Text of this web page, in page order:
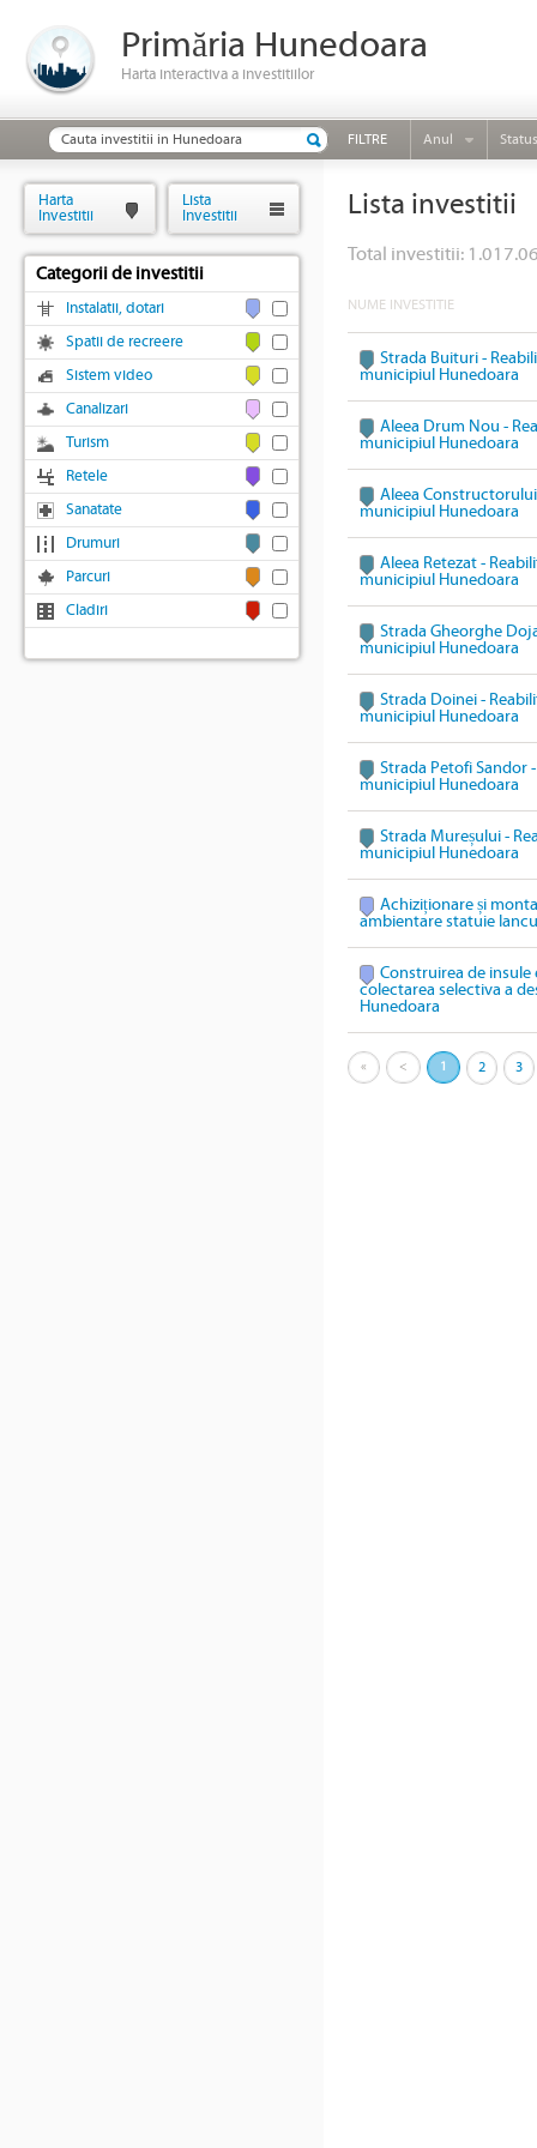
Primăria Hunedoara
Harta interactiva a investitiilor
FILTRE Anul Status
Lista investitii
Total investitii:
NUME INVESTITIE
Strada Buituri -
municipiul Hunedoara
Aleea Drum Nou -
municipiul Hunedoara
Aleea
municipiul Hunedoara
Aleea Retezat -
municipiul Hunedoara
Strada Gheorghe
municipiul Hunedoara
Strada Doinei -
municipiul Hunedoara
Strada Petofi Sandor
municipiul Hunedoara
Strada Mureșului -
municipiul Hunedoara
Achiziționare și
ambientare statuie
Construirea de
colectarea selectiva a
Hunedoara
« < 1 2 3
Harta
Investitii
Lista
Investitii
Categorii de investitii
Instalatii, dotari
Spatii de recreere
Sistem video
Canalizari
Turism
Retele
Sanatate
Drumuri
Parcuri
Cladiri